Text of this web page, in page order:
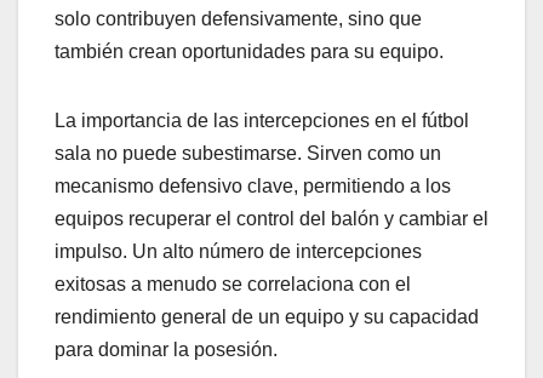
solo contribuyen defensivamente, sino que
también crean oportunidades para su equipo.
La importancia de las intercepciones en el fútbol
sala no puede subestimarse. Sirven como un
mecanismo defensivo clave, permitiendo a los
equipos recuperar el control del balón y cambiar el
impulso. Un alto número de intercepciones
exitosas a menudo se correlaciona con el
rendimiento general de un equipo y su capacidad
para dominar la posesión.